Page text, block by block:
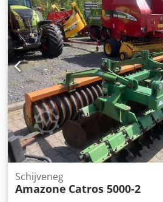
Schijveneg
Amazone Catros 5000-2